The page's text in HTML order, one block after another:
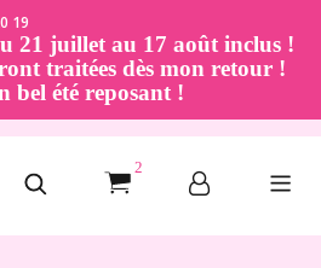
19
21 juillet au 17 août inclus !
traitées dès mon retour !
bel été reposant !
2